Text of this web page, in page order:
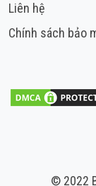
Liên hệ
Chính sách bảo
© 2022